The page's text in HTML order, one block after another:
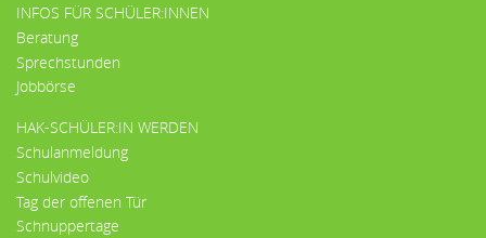
INFOS FÜR SCHÜLER:INNEN
Beratung
Sprechstunden
Jobbörse
HAK-SCHÜLER:IN WERDEN
Schulanmeldung
Schulvideo
Tag der offenen Tür
Schnuppertage